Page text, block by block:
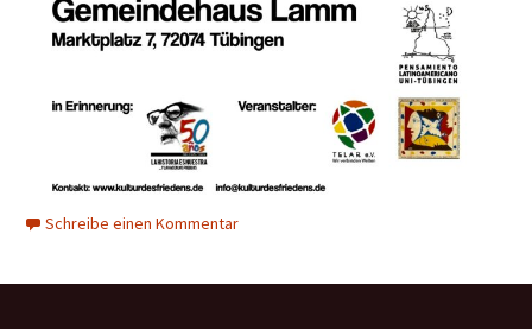
Schreibe einen Kommentar